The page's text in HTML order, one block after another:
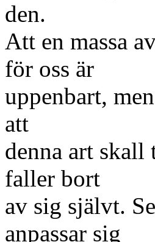
den.
Att en massa
för oss är
uppenbart,
att
denna art skall
faller bort
av sig självt.
anpassar sig